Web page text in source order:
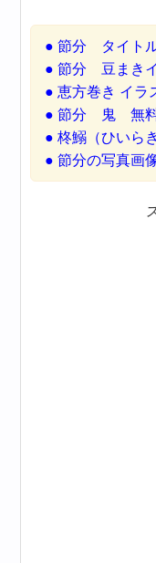
● 節分 タイト
● 節分 豆まき
● 恵方巻き イラ
● 節分 鬼 無料
● 柊鰯（ひいら
● 節分の写真画